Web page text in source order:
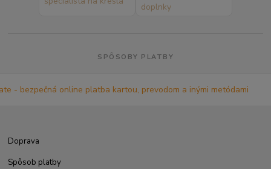
SPÔSOBY PLATBY
Doprava
Spôsob platby